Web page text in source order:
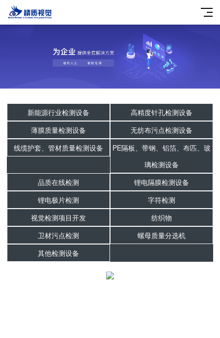
新能源行业检测设备
高精度针孔检测设备
薄膜质量检测设备
无纺布污点检测设备
线缆护套、管材质量检测设备
PE隔板、带钢、铝箔、布匹、玻
璃检测设备
品质在线检测
锂电隔膜检测设备
锂电极片检测
字符检测
视觉检测项目开发
纺织物
卫材污点检测
螺母质量分选机
其他检测设备